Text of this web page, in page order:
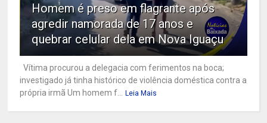
Homem é preso em flagrante após
agredir namorada de 17 anos e
quebrar celular dela em Nova Iguaçu
Vítima procurou a delegacia com ferimentos na boca;
investigado já tinha histórico de violência doméstica contra a
própria irmã Um homem f...
Leia Mais